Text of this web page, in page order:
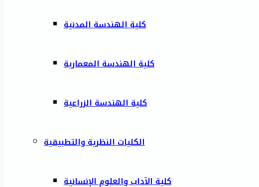
كلية الهندسة المدنية
كلية الهندسة المعمارية
كلية الهندسة الزراعية
الكليات النظرية والتطبيقية
كلية الآداب والعلوم الإنسانية